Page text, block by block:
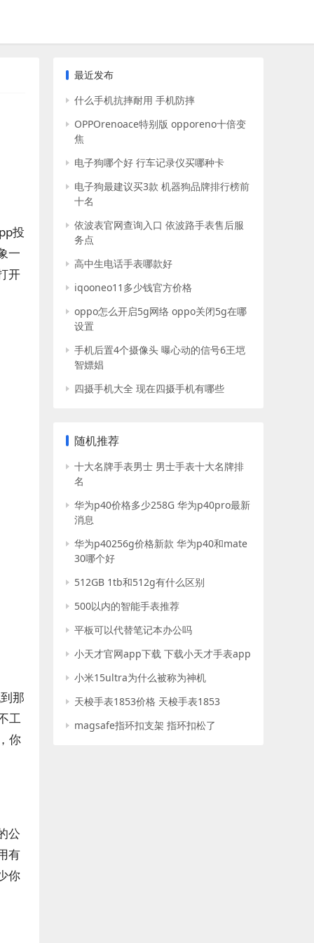
投
一
开
那
工
你
公
有
你
最近发布
什么手机抗摔耐用 手机防摔
OPPOrenoace特别版 opporeno十倍变
焦
电子狗哪个好 行车记录仪买哪种卡
电子狗最建议买3款 机器狗品牌排行榜前
十名
依波表官网查询入口 依波路手表售后服
务点
高中生电话手表哪款好
iqooneo11多少钱官方价格
oppo怎么开启5g网络 oppo关闭5g在哪
设置
手机后置4个摄像头 曝心动的信号6王垲
智嫖娼
四摄手机大全 现在四摄手机有哪些
随机推荐
十大名牌手表男士 男士手表十大名牌排
名
华为p40价格多少258G 华为p40pro最新
消息
华为p40256g价格新款 华为p40和mate
30哪个好
512GB 1tb和512g有什么区别
500以内的智能手表推荐
平板可以代替笔记本办公吗
小天才官网app下载 下载小天才手表app
小米15ultra为什么被称为神机
天梭手表1853价格 天梭手表1853
magsafe指环扣支架 指环扣松了